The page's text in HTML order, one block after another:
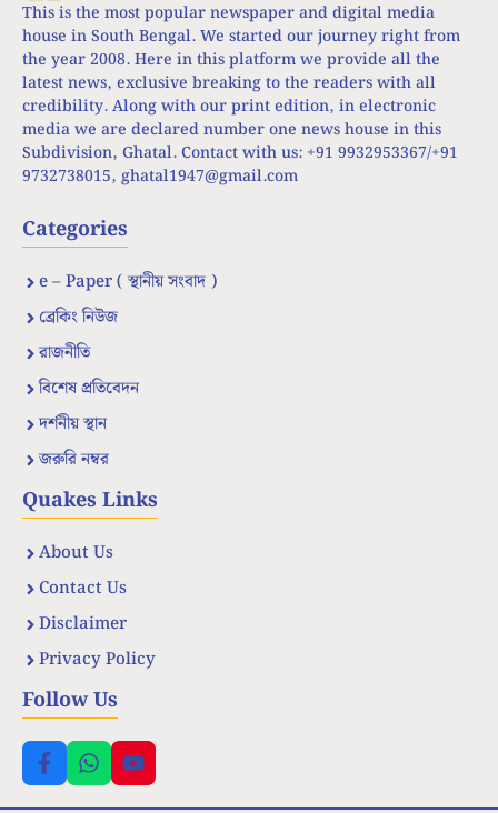
This is the most popular newspaper and digital media
house in South Bengal. We started our journey right from
the year 2008. Here in this platform we provide all the
latest news, exclusive breaking to the readers with all
credibility. Along with our print edition, in electronic
media we are declared number one news house in this
Subdivision, Ghatal. Contact with us: +91 9932953367/+91
9732738015, ghatal1947@gmail.com
Categories
e – Paper ( স্থানীয় সংবাদ )
ব্রেকিং নিউজ
রাজনীতি
বিশেষ প্রতিবেদন
দর্শনীয় স্থান
জরুরি নম্বর
Quakes Links
About Us
Contact Us
Disclaimer
Privacy Policy
Follow Us